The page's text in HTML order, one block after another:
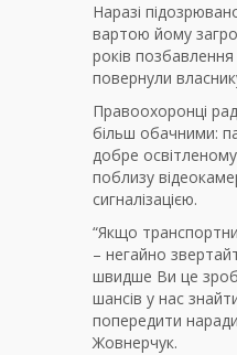
Наразі
вартою йому
років
повернули
Правоохоронці
більш обачними:
добре
поблизу
сигналізацією.
“Якщо
– негайно
швидше Ви це
шансів у нас
попередити
Жовнерчук.